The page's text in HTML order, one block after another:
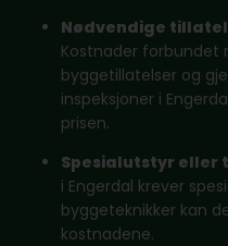
Nødvendige
Kostnader forbundet
byggetillatelser og
inspeksjoner i
prisen.
Spesialutstyr eller
i Engerdal krever
byggeteknikker kan
kostnadene.